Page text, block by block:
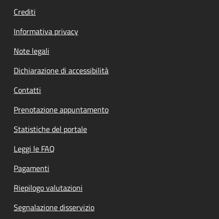
Crediti
Informativa privacy
Note legali
Dichiarazione di accessibilità
Contatti
Prenotazione appuntamento
Statistiche del portale
Leggi le FAQ
Pagamenti
Riepilogo valutazioni
Segnalazione disservizio